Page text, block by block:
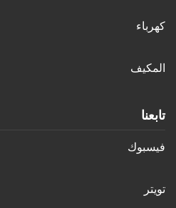
كهرباء
المكيف
تابعنا
فيسبوك
تويتر